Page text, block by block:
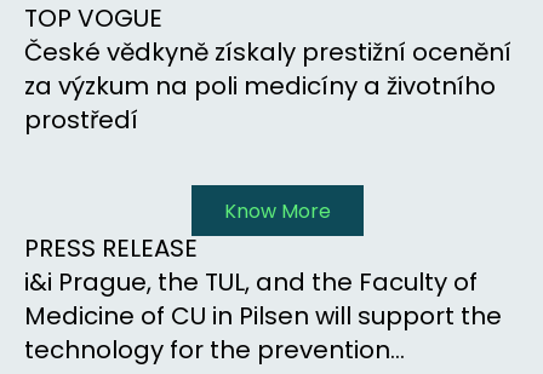
TOP VOGUE
České vědkyně získaly prestižní ocenění
za výzkum na poli medicíny a životního
prostředí
Know More
PRESS RELEASE
i&i Prague, the TUL, and the Faculty of
Medicine of CU in Pilsen will support the
technology for the prevention...